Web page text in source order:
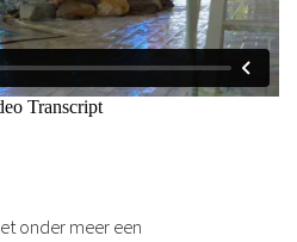
onder meer een